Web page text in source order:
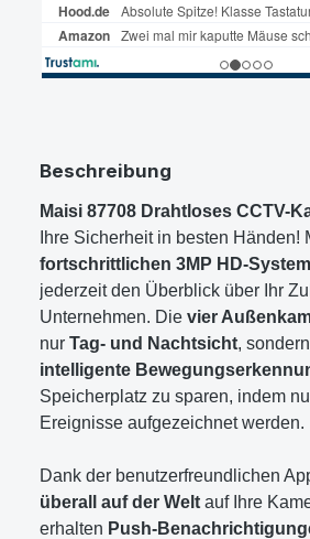
Beschreibung
Maisi 87708 Drahtloses CCTV-
Ihre Sicherheit in besten Händen!
fortschrittlichen 3MP HD-System
jederzeit den Überblick über Ihr
Unternehmen. Die vier
nur Tag- und Nachtsicht,
intelligente
Speicherplatz zu sparen, indem
Ereignisse aufgezeichnet werden.
Dank der benutzerfreundlichen
überall auf der Welt auf Ihre
erhalten Push-